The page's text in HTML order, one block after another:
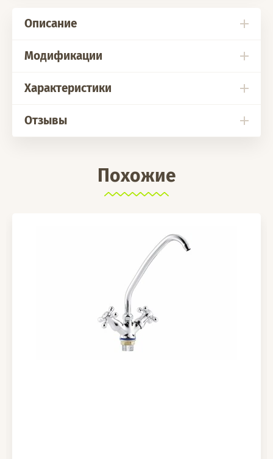
Описание
Модификации
Характеристики
Отзывы
Похожие